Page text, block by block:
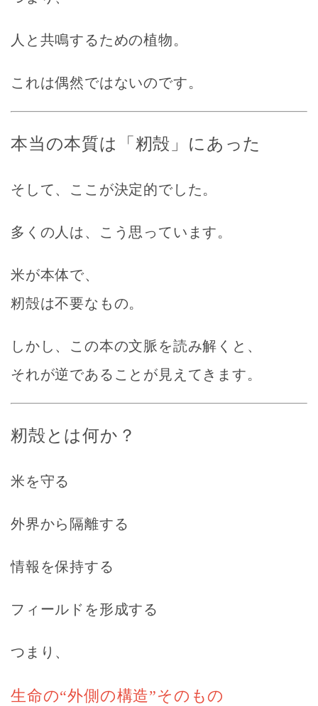
人と共鳴するための植物。
これは偶然ではないのです。
本当の本質は「籾殻」にあった
そして、ここが決定的でした。
多くの人は、こう思っています。
米が本体で、
籾殻は不要なもの。
しかし、この本の文脈を読み解くと、
それが逆であることが見えてきます。
籾殻とは何か？
米を守る
外界から隔離する
情報を保持する
フィールドを形成する
つまり、
生命の“外側の構造”そのもの